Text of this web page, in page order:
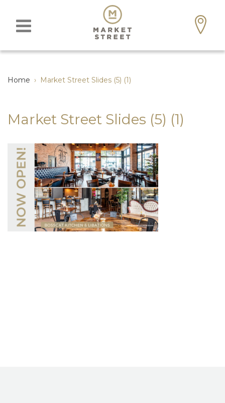
Home › Market Street Slides (5) (1)
Market Street Slides (5) (1)